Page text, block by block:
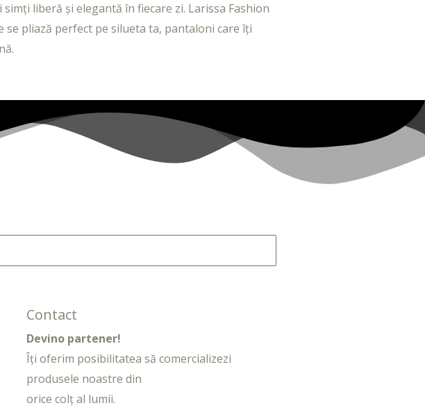
liberă și elegantă în fiecare zi. Larissa Fashion
pliază perfect pe silueta ta, pantaloni care îți
Contact
Devino partener!
Îți oferim posibilitatea să comercializezi
produsele noastre din
orice colț al lumii.